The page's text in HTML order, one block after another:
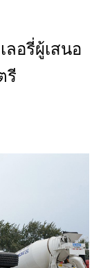
ลอรี่ผู้เสนอ
รี